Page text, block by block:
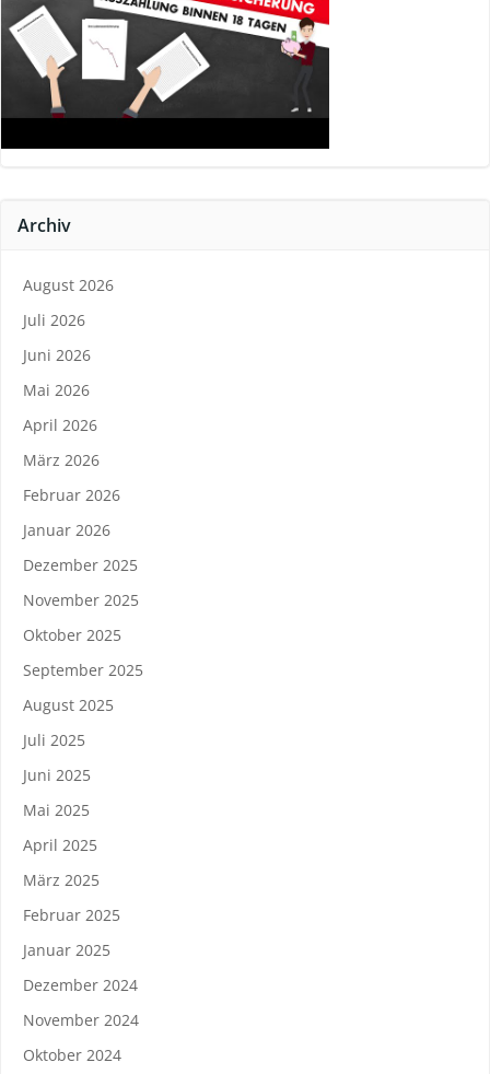
Archiv
August 2026
Juli 2026
Juni 2026
Mai 2026
April 2026
März 2026
Februar 2026
Januar 2026
Dezember 2025
November 2025
Oktober 2025
September 2025
August 2025
Juli 2025
Juni 2025
Mai 2025
April 2025
März 2025
Februar 2025
Januar 2025
Dezember 2024
November 2024
Oktober 2024